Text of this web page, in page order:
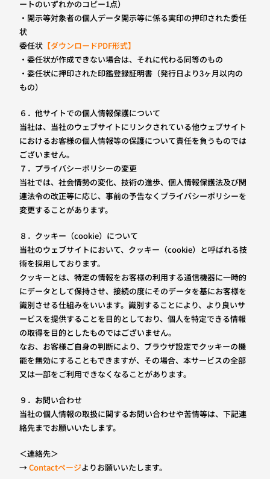
ートのいずれかのコピー1点）
・開示等対象者の個人データ開示等に係る実印の押印された委任
状
委任状 【ダウンロードPDF形式】
・委任状が作成できない場合は、それに代わる同等のもの
・委任状に押印された印鑑登録証明書（発行日より3ヶ月以内の
もの）
６．他サイトでの個人情報保護について
当社は、当社のウェブサイトにリンクされている他ウェブサイト
におけるお客様の個人情報等の保護について責任を負うものでは
ございません。
７．プライバシーポリシーの変更
当社では、社会情勢の変化、技術の進歩、個人情報保護法及び関
連法令の改正等に応じ、事前の予告なくプライバシーポリシーを
変更することがあります。
８．クッキー（cookie）について
当社のウェブサイトにおいて、クッキー（cookie）と呼ばれる技
術を採用しております。
クッキーとは、特定の情報をお客様の利用する通信機器に一時的
にデータとして保持させ、接続の度にそのデータを基にお客様を
識別させる仕組みをいいます。識別することにより、より良いサ
ービスを提供することを目的としており、個人を特定できる情報
の取得を目的としたものではございません。
なお、お客様ご自身の判断により、ブラウザ設定でクッキーの機
能を無効にすることもできますが、その場合、本サービスの全部
又は一部をご利用できなくなることがあります。
９．お問い合わせ
当社の個人情報の取扱に関するお問い合わせや苦情等は、下記連
絡先までお願いいたします。
＜連絡先＞
→Contactページよりお願いいたします。